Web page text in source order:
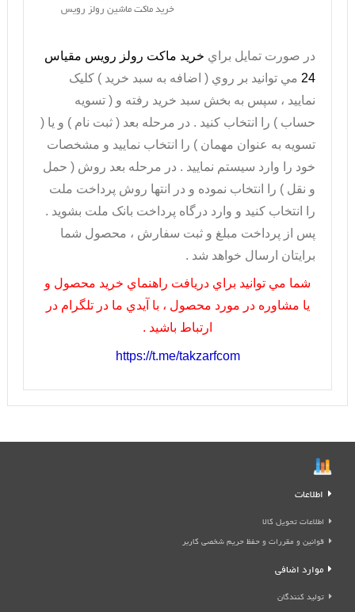
خرید ماکت ماشین رولز رویس
در صورت تمايل براي خريد ماکت رولز رویس مقیاس
24 مي توانيد بر روي ( اضافه به سبد خريد ) کليک
نماييد ، سپس به بخش سبد خريد رفته و ( تسويه
حساب ) را انتخاب کنيد . در مرحله بعد ( ثبت نام ) و يا (
تسويه به عنوان مهمان ) را انتخاب نماييد و مشخصات
خود را وارد سيستم نماييد . در مرحله بعد روش ( حمل
و نقل ) را انتخاب نموده و در انتها روش پرداخت ملت
را انتخاب کنيد و وارد درگاه پرداخت بانک ملت بشويد .
پس از پرداخت مبلغ و ثبت سفارش ، محصول شما
برايتان ارسال خواهد شد .
شما مي توانيد براي دريافت راهنماي خريد محصول و
يا مشاوره در مورد محصول ، با آيدي ما در تلگرام در
ارتباط باشيد .
https://t.me/takzarfcom
اطلاعات
اطلاعات تحویل کالا
قوانین و مقررات و حفظ حریم شخصی کاربر
موارد اضافی
تولید کنندگان